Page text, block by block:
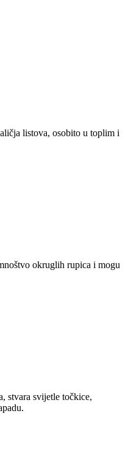
listova, osobito u toplim i
okruglih rupica i mogu
stvara svijetle točkice,